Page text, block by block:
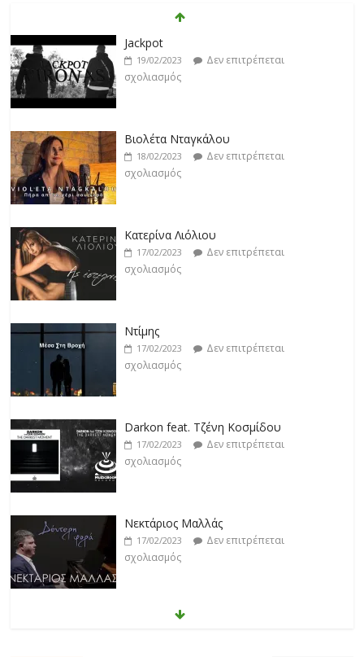
Βιολέτα Νταγκάλου
18/02/2023
Δεν επιτρέπεται
σχολιασμός
Κατερίνα Λιόλιου
17/02/2023
Δεν επιτρέπεται
σχολιασμός
Ντίμης
17/02/2023
Δεν επιτρέπεται
σχολιασμός
Darkon feat. Τζένη Κοσμίδου
17/02/2023
Δεν επιτρέπεται
σχολιασμός
Νεκτάριος Μαλλάς
17/02/2023
Δεν επιτρέπεται
σχολιασμός
George P. Lemos feat. Ασπασία Λαιμού
17/02/2023
Δεν επιτρέπεται
σχολιασμός
Μάριος Δαρβίρας